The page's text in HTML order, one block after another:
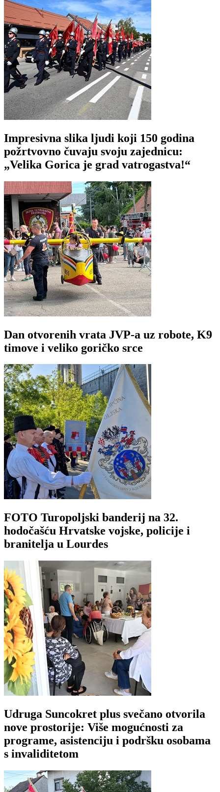
Impresivna slika ljudi koji 150 godina
požrtvovno čuvaju svoju zajednicu:
„Velika Gorica je grad vatrogastva!“
Dan otvorenih vrata JVP-a uz robote, K9
timove i veliko goričko srce
FOTO Turopoljski banderij na 32.
hodočašću Hrvatske vojske, policije i
branitelja u Lourdes
Udruga Suncokret plus svečano otvorila
nove prostorije: Više mogućnosti za
programe, asistenciju i podršku osobama
s invaliditetom